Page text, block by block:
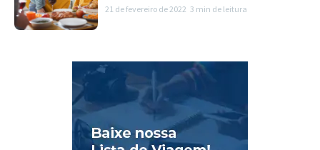
21 de fevereiro de 2022 3 min de leitura